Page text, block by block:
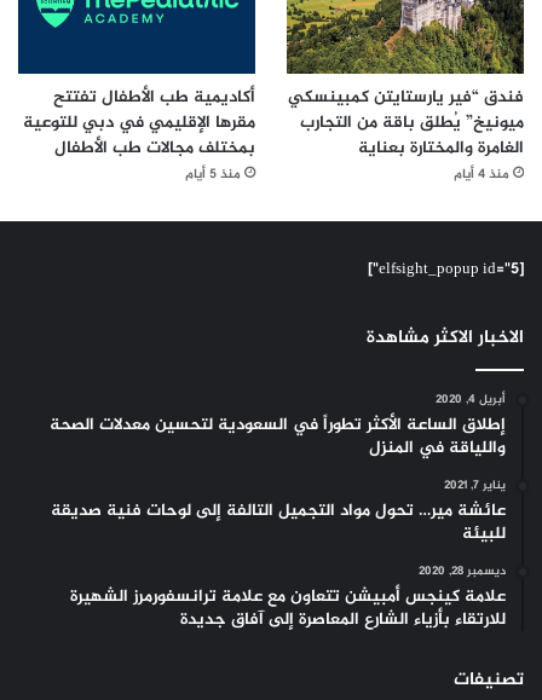
فندق “فير يارستايتن كمبينسكي
ميونيخ” يُطلق باقة من التجارب
الغامرة والمختارة بعناية
منذ 4 أيام
أكاديمية طب الأطفال تفتتح
مقرها الإقليمي في دبي للتوعية
بمختلف مجالات طب الأطفال
منذ 5 أيام
[elfsight_popup id="5"]
الاخبار الاكثر مشاهدة
أبريل 4, 2020
إطلاق الساعة الأكثر تطوراً في السعودية لتحسين معدلات الصحة
واللياقة في المنزل
يناير 7, 2021
عائشة مير… تحول مواد التجميل التالفة إلى لوحات فنية صديقة
للبيئة
ديسمبر 28, 2020
علامة كينجس أمبيشن تتعاون مع علامة ترانسفورمرز الشهيرة
للارتقاء بأزياء الشارع المعاصرة إلى آفاق جديدة
تصنيفات